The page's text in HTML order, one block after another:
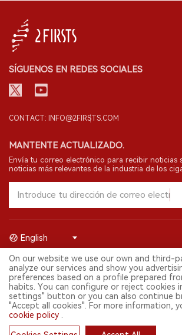
SÍGUENOS EN REDES SOCIALES
CONTACT: INFO@2FIRSTS.COM
MANTENTE ACTUALIZADO.
Envía tu correo electrónico para recibir noticias
noticias más relevantes de la industria de los
© 2026 Shenzhen 2FIRSTS Technology Co.,Ltd.
reservados.
2FIRSTS solo es accesible para profesionales de
investigadores, medios y otros profesionales. El
está prohibido.
Este sitio web presta servicios a usuarios fuera
continental. Para usuarios en la China continental,
visitahttps://cn.2firsts.com
English
On our website we use our own and third-
analyze our services and show you
preferences based on a profile prepared
habits. You can configure or reject cookies
settings" button or you can also continue
"Accept all cookies". For more information,
cookie policy